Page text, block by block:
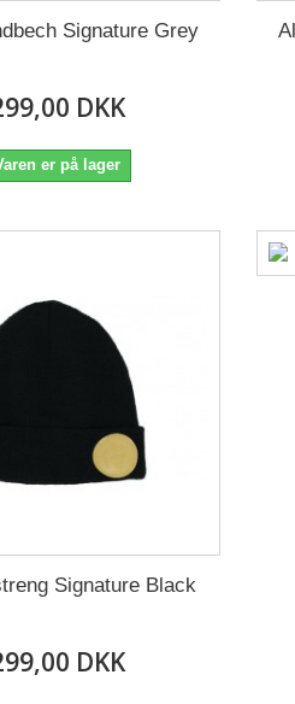
Signature Grey
DKK
er på lager
Signature Black
DKK